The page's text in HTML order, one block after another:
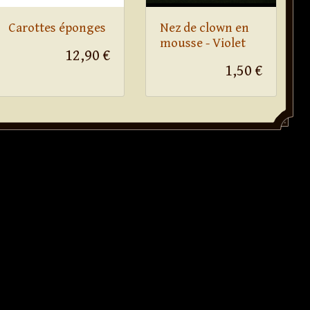
Carottes éponges
12,90 €
Nez de clown en
mousse - Violet
1,50 €